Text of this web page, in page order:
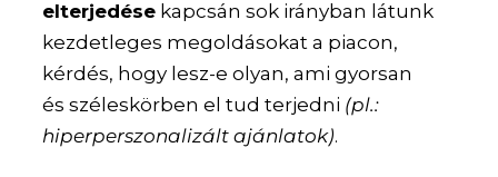
elterjedése kapcsán sok irányban látunk
kezdetleges megoldásokat a piacon,
kérdés, hogy lesz-e olyan, ami gyorsan
és széleskörben el tud terjedni (pl.:
hiperperszonalizált ajánlatok).